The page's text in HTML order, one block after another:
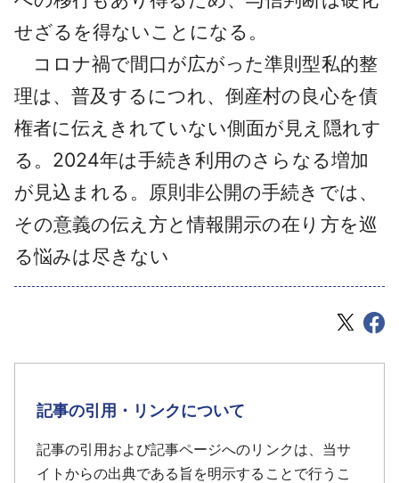
せざるを得ないことになる。
コロナ禍で間口が広がった準則型私的整
理は、普及するにつれ、倒産村の良心を債
権者に伝えきれていない側面が見え隠れす
る。2024年は手続き利用のさらなる増加
が見込まれる。原則非公開の手続きでは、
その意義の伝え方と情報開示の在り方を巡
る悩みは尽きない
記事の引用・リンクについて
記事の引用および記事ページへのリンクは、当サ
イトからの出典である旨を明示することで行うこ